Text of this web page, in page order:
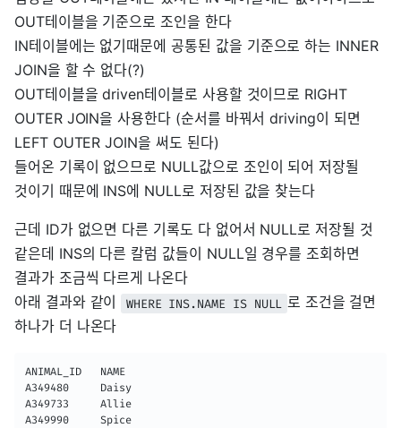
OUT테이블을 기준으로 조인을 한다
IN테이블에는 없기때문에 공통된 값을 기준으로 하는 INNER
JOIN을 할 수 없다(?)
OUT테이블을 driven테이블로 사용할 것이므로 RIGHT
OUTER JOIN을 사용한다 (순서를 바꿔서 driving이 되면
LEFT OUTER JOIN을 써도 된다)
들어온 기록이 없으므로 NULL값으로 조인이 되어 저장될
것이기 때문에 INS에 NULL로 저장된 값을 찾는다
근데 ID가 없으면 다른 기록도 다 없어서 NULL로 저장될 것
같은데 INS의 다른 칼럼 값들이 NULL일 경우를 조회하면
결과가 조금씩 다르게 나온다
아래 결과와 같이
WHERE INS.NAME IS NULL 로 조건을 걸면
하나가 더 나온다
ANIMAL_ID	NAME
A349480		Daisy
A349733		Allie
A349990		Spice